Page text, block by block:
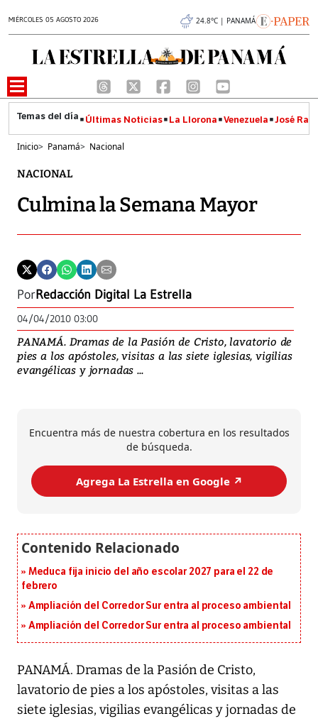
MIÉRCOLES 05 AGOSTO 2026 24.8°C | PANAMÁ
Últimas Noticias La Llorona Venezuela José
Inicio> Panamá> Nacional
NACIONAL
Culmina la Semana Mayor
PorRedacción Digital La Estrella
04/04/2010 03:00
PANAMÁ. Dramas de la Pasión de Cristo, lavatorio de
pies a los apóstoles, visitas a las siete iglesias, vigilias
evangélicas y jornadas ...
Encuentra más de nuestra cobertura en los resultados
de búsqueda.
Agrega La Estrella en Google ↗️
Meduca fija inicio del año escolar 2027 para el 22 de
febrero
Ampliación del Corredor Sur entra al proceso ambiental
Ampliación del Corredor Sur entra al proceso ambiental
PANAMÁ. Dramas de la Pasión de Cristo,
lavatorio de pies a los apóstoles, visitas a las
siete iglesias, vigilias evangélicas y jornadas de